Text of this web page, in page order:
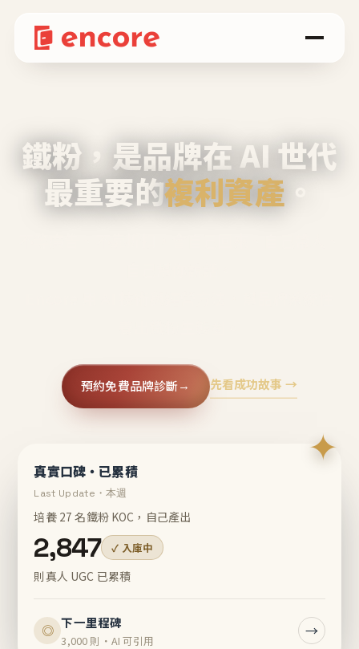
鐵粉，是品牌在 AI 世代
最重要的複利資產 。
預約免費品牌診斷→ 先看成功故事 →
✦
真實口碑・已累積
Last Update・本週
培養 27 名鐵粉 KOC，自己產出
2,847 ✓ 入庫中
則真人 UGC 已累積
◎ 下一里程碑
3,000 則・AI 可引用
→